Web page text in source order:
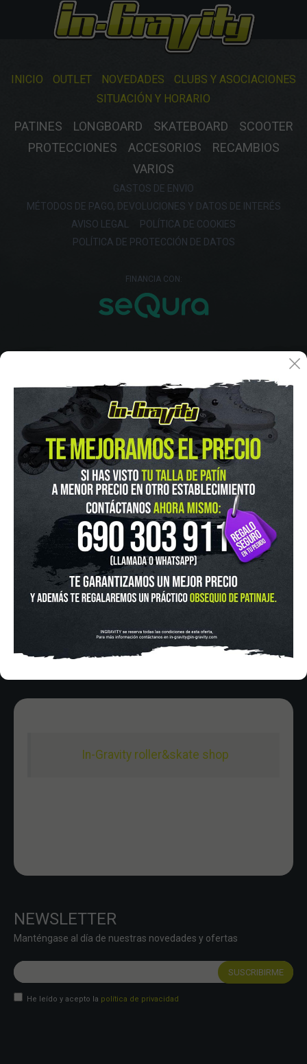
INICIO OUTLET NOVEDADES
CLUBS Y ASOCIACIONES
SITUACIÓN Y HORARIO
PATINES LONGBOARD SKATEBOARD
SCOOTER
PROTECCIONES
ACCESORIOS
RECAMBIOS
VARIOS
GASTOS DE ENVIO
MÉTODOS DE PAGO, DEVOLUCIONES Y DATOS DE INTERÉS
AVISO LEGAL
POLÍTICA DE COOKIES
POLÍTICA DE PROTECCIÓN DE DATOS
FINANCIA CON:
In-Gravity roller&skate shop
IN-GRAVITY MADRID RETIRO
Pza. Mariano de Cavia, 2
915 524 553
in-gravity@in-gravity.com
HORARIO
Lunes a Viernes de 12:00 - 20:30
Sabado De 10:00 - 20:30
NEWSLETTER
Manténgase al día de nuestras novedades y ofertas
He leído y acepto la política de privacidad